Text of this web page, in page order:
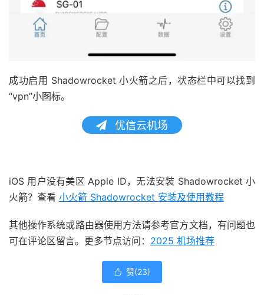
成功启用 Shadowrocket 小火箭之后，状态栏中可以找到
“vpn”小图标。
优信云机场
iOS 用户没有美区 Apple ID，无法安装 Shadowrocket 小
火箭？查看 小火箭 Shadowrocket 安装及使用教程
其他操作系统或路由器使用方法请参考官方文档，有问题也
可在评论区留言。更多节点访问： 2025 机场推荐
 赞(23)